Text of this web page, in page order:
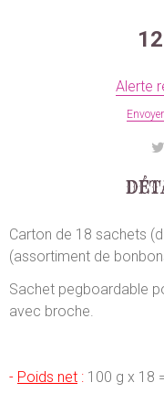
12
Alerte
Carton de 18 sachets
(assortiment de
Sachet pegboardable
avec broche.
- Poids net : 100 g x 18